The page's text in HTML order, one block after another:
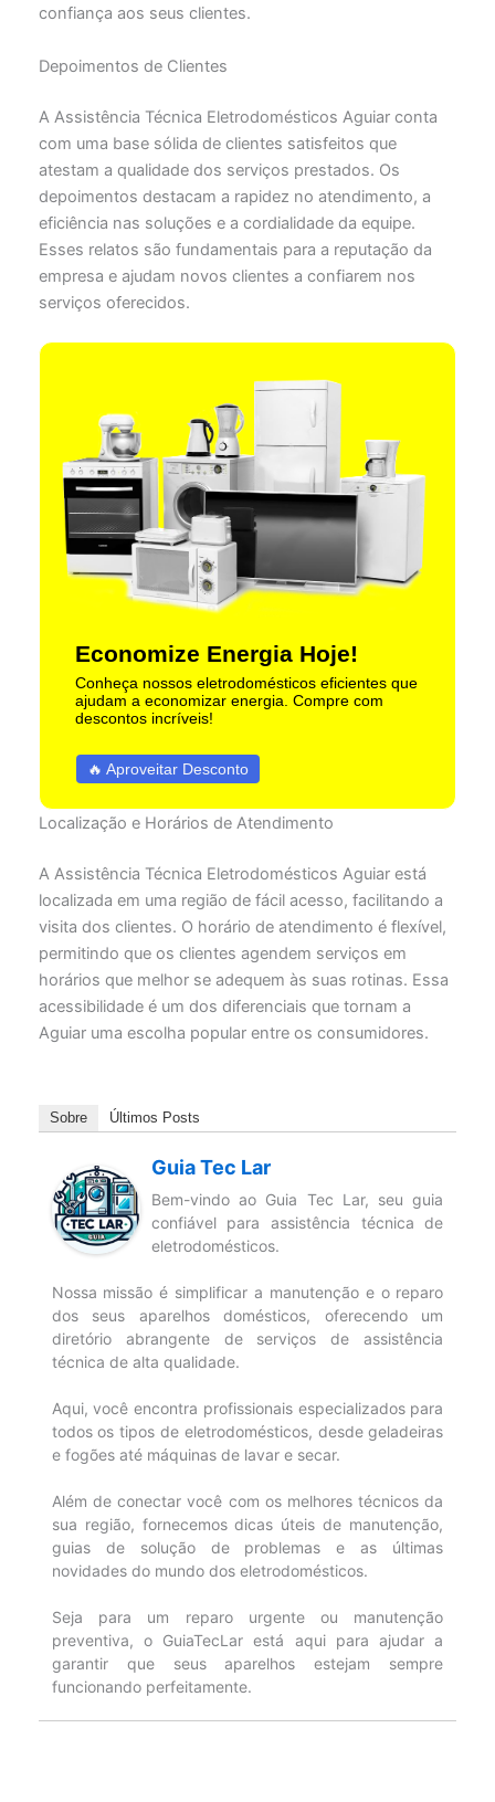
confiança aos seus clientes.
Depoimentos de Clientes
A Assistência Técnica Eletrodomésticos Aguiar conta
com uma base sólida de clientes satisfeitos que
atestam a qualidade dos serviços prestados. Os
depoimentos destacam a rapidez no atendimento, a
eficiência nas soluções e a cordialidade da equipe.
Esses relatos são fundamentais para a reputação da
empresa e ajudam novos clientes a confiarem nos
serviços oferecidos.
Economize Energia Hoje!
Conheça nossos eletrodomésticos eficientes que
ajudam a economizar energia. Compre com
descontos incríveis!
🔥 Aproveitar Desconto
Localização e Horários de Atendimento
A Assistência Técnica Eletrodomésticos Aguiar está
localizada em uma região de fácil acesso, facilitando a
visita dos clientes. O horário de atendimento é flexível,
permitindo que os clientes agendem serviços em
horários que melhor se adequem às suas rotinas. Essa
acessibilidade é um dos diferenciais que tornam a
Aguiar uma escolha popular entre os consumidores.
Sobre Últimos Posts
Guia Tec Lar
Bem-vindo ao Guia Tec Lar, seu guia
confiável para assistência técnica de
eletrodomésticos.
Nossa missão é simplificar a manutenção e o reparo
dos seus aparelhos domésticos, oferecendo um
diretório abrangente de serviços de assistência
técnica de alta qualidade.
Aqui, você encontra profissionais especializados para
todos os tipos de eletrodomésticos, desde geladeiras
e fogões até máquinas de lavar e secar.
Além de conectar você com os melhores técnicos da
sua região, fornecemos dicas úteis de manutenção,
guias de solução de problemas e as últimas
novidades do mundo dos eletrodomésticos.
Seja para um reparo urgente ou manutenção
preventiva, o GuiaTecLar está aqui para ajudar a
garantir que seus aparelhos estejam sempre
funcionando perfeitamente.